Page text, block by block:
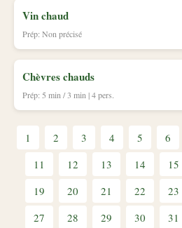
Vin chaud
Prép: Non précisé
Chèvres chauds
Prép: 5 min / 3 min | 4 pers.
1 2 3 4 5 6
11
12 13 14 15
19
20 21 22 23
27
28 29 30 31